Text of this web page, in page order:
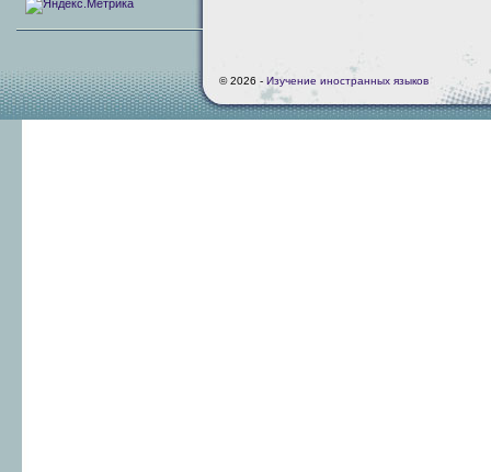
© 2026 - Изучение иностранных языков